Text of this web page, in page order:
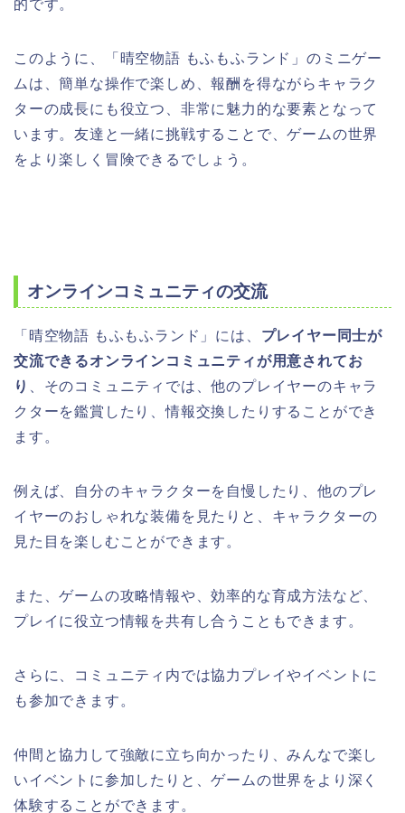
的です。
このように、「晴空物語 もふもふランド」のミニゲー
ムは、簡単な操作で楽しめ、報酬を得ながらキャラク
ターの成長にも役立つ、非常に魅力的な要素となって
います。友達と一緒に挑戦することで、ゲームの世界
をより楽しく冒険できるでしょう。
オンラインコミュニティの交流
「晴空物語 もふもふランド」には、 プレイヤー同士が
交流できるオンラインコミュニティが用意されてお
り 、そのコミュニティでは、他のプレイヤーのキャラ
クターを鑑賞したり、情報交換したりすることができ
ます。
例えば、自分のキャラクターを自慢したり、他のプレ
イヤーのおしゃれな装備を見たりと、キャラクターの
見た目を楽しむことができます。
また、ゲームの攻略情報や、効率的な育成方法など、
プレイに役立つ情報を共有し合うこともできます。
さらに、コミュニティ内では協力プレイやイベントに
も参加できます。
仲間と協力して強敵に立ち向かったり、みんなで楽し
いイベントに参加したりと、ゲームの世界をより深く
体験することができます。